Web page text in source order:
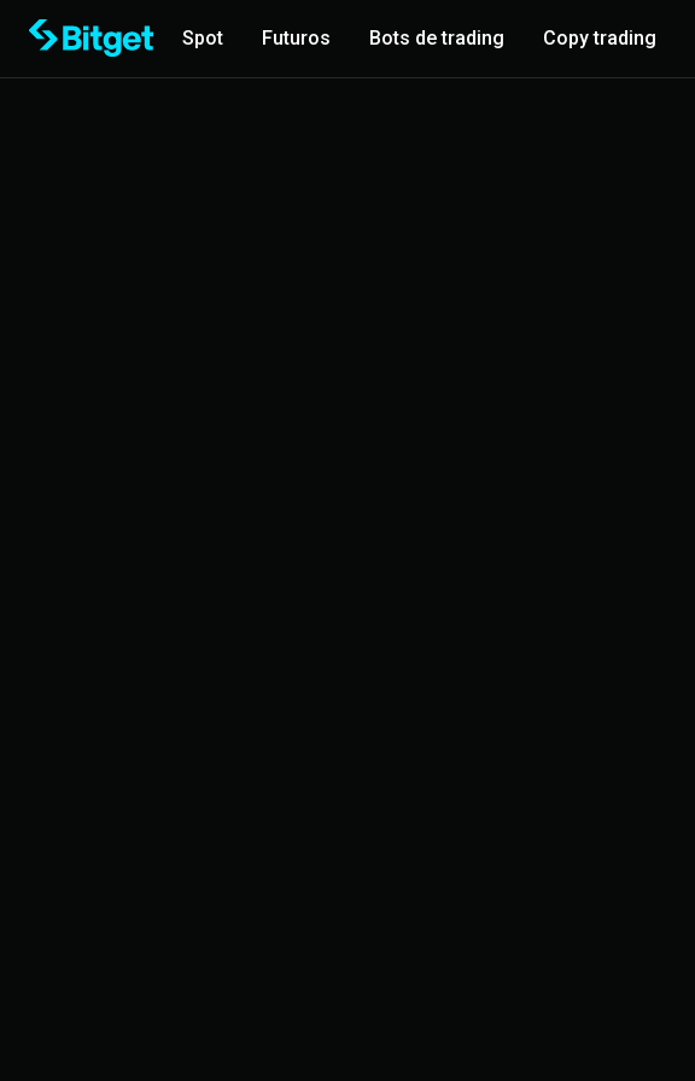
Spot Futuros Bots de trading Copy trading